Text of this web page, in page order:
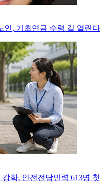
인, 기초연금 수령 길 열린다
화, 안전전담인력 613명 첫